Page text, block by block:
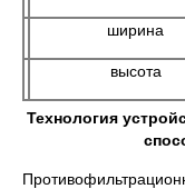
ширина
высота
Технология